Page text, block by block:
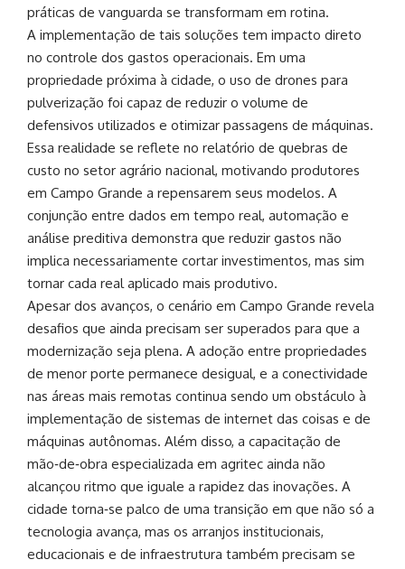
práticas de vanguarda se transformam em rotina.
A implementação de tais soluções tem impacto direto
no controle dos gastos operacionais. Em uma
propriedade próxima à cidade, o uso de drones para
pulverização foi capaz de reduzir o volume de
defensivos utilizados e otimizar passagens de máquinas.
Essa realidade se reflete no relatório de quebras de
custo no setor agrário nacional, motivando produtores
em Campo Grande a repensarem seus modelos. A
conjunção entre dados em tempo real, automação e
análise preditiva demonstra que reduzir gastos não
implica necessariamente cortar investimentos, mas sim
tornar cada real aplicado mais produtivo.
Apesar dos avanços, o cenário em Campo Grande revela
desafios que ainda precisam ser superados para que a
modernização seja plena. A adoção entre propriedades
de menor porte permanece desigual, e a conectividade
nas áreas mais remotas continua sendo um obstáculo à
implementação de sistemas de internet das coisas e de
máquinas autônomas. Além disso, a capacitação de
mão‑de‑obra especializada em agritec ainda não
alcançou ritmo que iguale a rapidez das inovações. A
cidade torna‑se palco de uma transição em que não só a
tecnologia avança, mas os arranjos institucionais,
educacionais e de infraestrutura também precisam se